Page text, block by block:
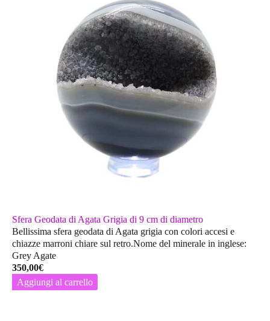
Sfera Geodata di Agata Grigia di 9 cm di diametro
Bellissima sfera geodata di Agata grigia con colori accesi e
chiazze marroni chiare sul retro.Nome del minerale in inglese:
Grey Agate
350,00€
Aggiungi al carrello